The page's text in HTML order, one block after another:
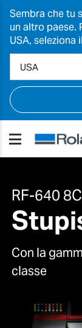
Sembra che tu
un altro paese.
USA, seleziona
RF-640 8C
Con la
classe